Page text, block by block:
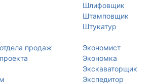
продаж
Шлифовщик
Штамповщик
Штукатур
Экономист
Экономка
Экскаваторщик
Экспедитор